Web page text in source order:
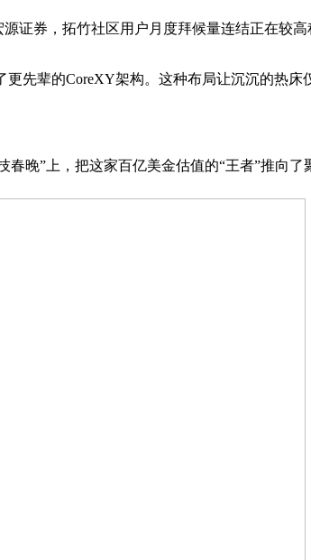
券，拓竹社区用户月度拜候量连结正在较高
辈的CoreXY架构。这种布局让沉沉的热床
晚”上，把这家百亿美金估值的“王者”推向了